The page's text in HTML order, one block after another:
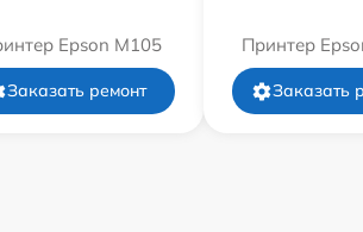
Epson M105
Заказать ремонт
Принтер
Заказать